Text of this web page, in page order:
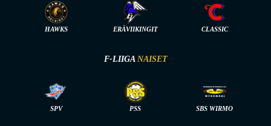
HAWKS ERÄVIIKINGIT CLASSIC
F-LIIGA NAISET
SPV PSS SBS WIRMO